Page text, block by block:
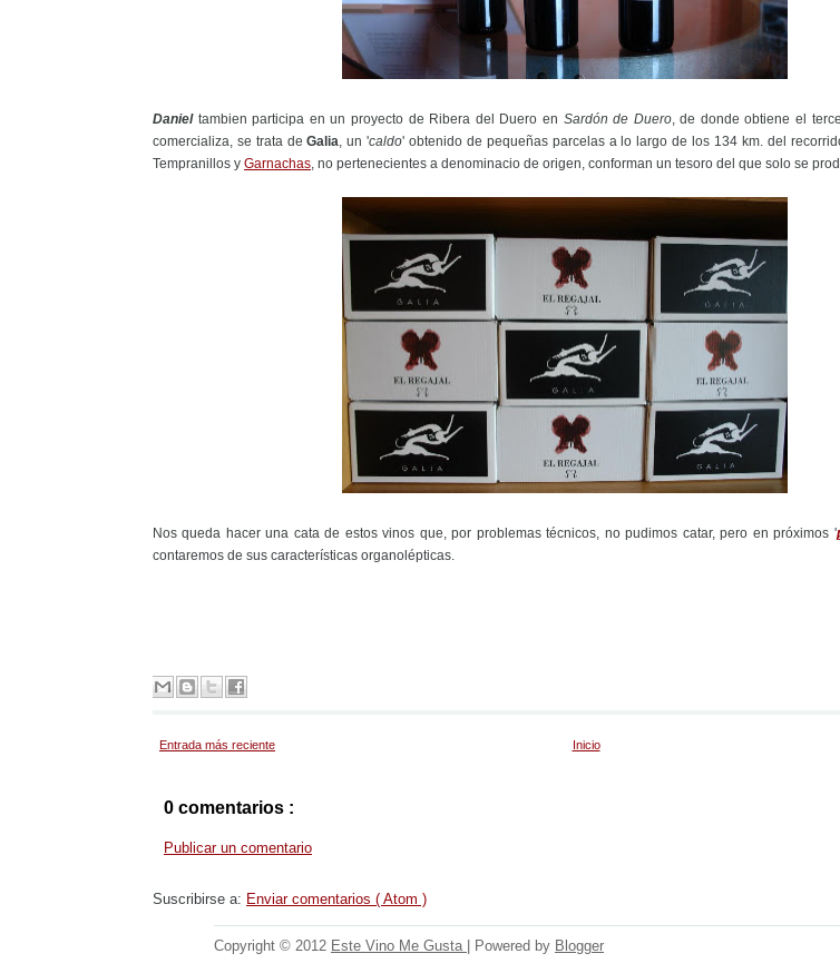
Danieltambien participa en un proyecto de Ribera del Duero en Sardón de Duero, de donde obtiene el
comercializa, se trata deGalia, un 'caldo' obtenido de pequeñas parcelas a lo largo de los 134 km. del
Tempranillos y Garnachas, no pertenecientes a denominacio de origen, conforman un tesoro del que solo se
Nos queda hacer una cata de estos vinos que, por problemas técnicos, no pudimos catar, pero en próximos '
contaremos de sus características organolépticas.
Entrada más reciente Inicio
0 comentarios :
Publicar un comentario
Suscribirse a: Enviar comentarios ( Atom )
Copyright © 2012 Este Vino Me Gusta | Powered by Blogger